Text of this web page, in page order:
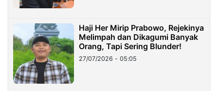
Haji Her Mirip Prabowo, Rejekinya
Melimpah dan Dikagumi Banyak
Orang, Tapi Sering Blunder!
27/07/2026 - 05:05